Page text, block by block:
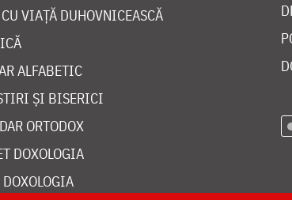
VIAȚĂ DUHOVNICEASCĂ
ALFABETIC
ȘI BISERICI
ORTODOX
DOXOLOGIA